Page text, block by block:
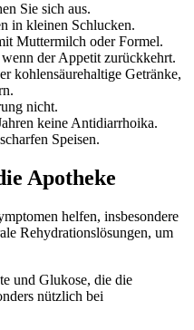
Sie sich aus.
in kleinen Schlucken.
Muttermilch oder Formel.
der Appetit zurückkehrt.
kohlensäurehaltige Getränke,
nicht.
keine Antidiarrhoika.
Speisen.
Apotheke
helfen, insbesondere
Rehydrationslösungen, um
und Glukose, die die
nützlich bei